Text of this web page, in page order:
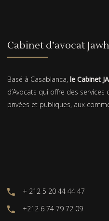
Cabinet d’avocat
Basé à Casablanca, le Cabinet
d’Avocats qui offre des
privées et publiques, aux
+ 212 5 20 44 44 47
+212 6 74 79 72 09